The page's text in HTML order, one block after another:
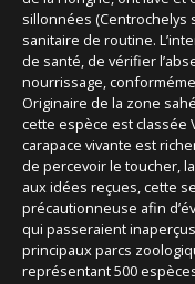
sillonnées (Centrochelys
sanitaire de routine.
de santé, de vérifier
nourrissage,
Originaire de la zone
cette espèce est classée
carapace vivante est
de percevoir le toucher,
aux idées reçues, cette
précautionneuse afin
qui passeraient
principaux parcs
représentant 500